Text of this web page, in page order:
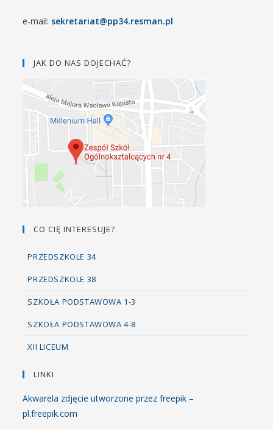
e-mail: sekretariat@pp34.resman.pl
JAK DO NAS DOJECHAĆ?
CO CIĘ INTERESUJE?
PRZEDSZKOLE 34
PRZEDSZKOLE 38
SZKOŁA PODSTAWOWA 1-3
SZKOŁA PODSTAWOWA 4-8
XII LICEUM
LINKI
Akwarela zdjęcie utworzone przez freepik –
pl.freepik.com